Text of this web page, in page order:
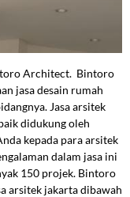
Architect. Bintoro
jasa desain rumah
Jasa arsitek
didukung oleh
kepada para arsitek
dalam jasa ini
150 projek. Bintoro
arsitek jakarta dibawah